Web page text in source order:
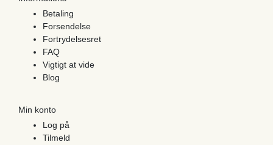
Betaling
Forsendelse
Fortrydelsesret
FAQ
Vigtigt at vide
Blog
Min konto
Log på
Tilmeld